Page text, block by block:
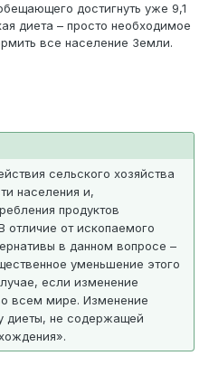
достигнуть уже 9,1
диета – просто необходимое
все население Земли.
сельского хозяйства
населения и,
продуктов
отличие от ископаемого
в данном вопросе –
уменьшение этого
если изменение
всем мире. Изменение
диеты, не содержащей